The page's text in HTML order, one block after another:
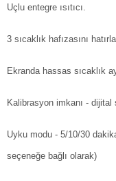
Uçlu entegre ısıtıcı.
3 sıcaklık hafızasını
Ekranda hassas sıcaklık
Kalibrasyon imkanı - dijital
Uyku modu - 5/10/30
seçeneğe bağlı olarak)